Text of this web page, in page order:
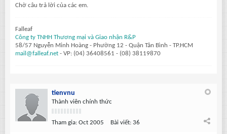
Chờ câu trả lời của các em.
Falleaf
Công ty TNHH Thương mại và Giao nhận R&P
58/57 Nguyễn Minh Hoàng - Phường 12 - Quận Tân Bình - TP.HCM
mail@falleaf.net - VP: (04) 36408561 - (08) 38119870
tienvnu
Thành viên chính thức
Tham gia: Oct 2005 Bài viết: 36